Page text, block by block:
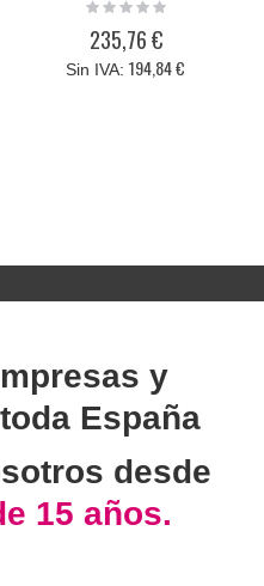
Rating:
235,76 €
194,84 €
y
España
desde
15 años.